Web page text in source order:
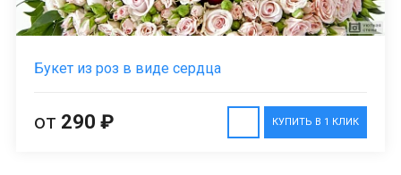
Букет из роз в виде сердца
КУПИТЬ В 1 КЛИК
от 290 ₽